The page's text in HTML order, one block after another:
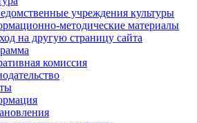
учреждения культуры
методические материалы
на другую страницу сайта
комиссия